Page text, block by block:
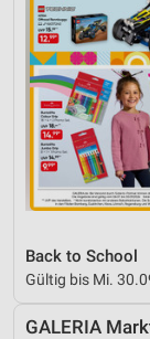
Back to School
Gültig bis Mi.
GALERIA